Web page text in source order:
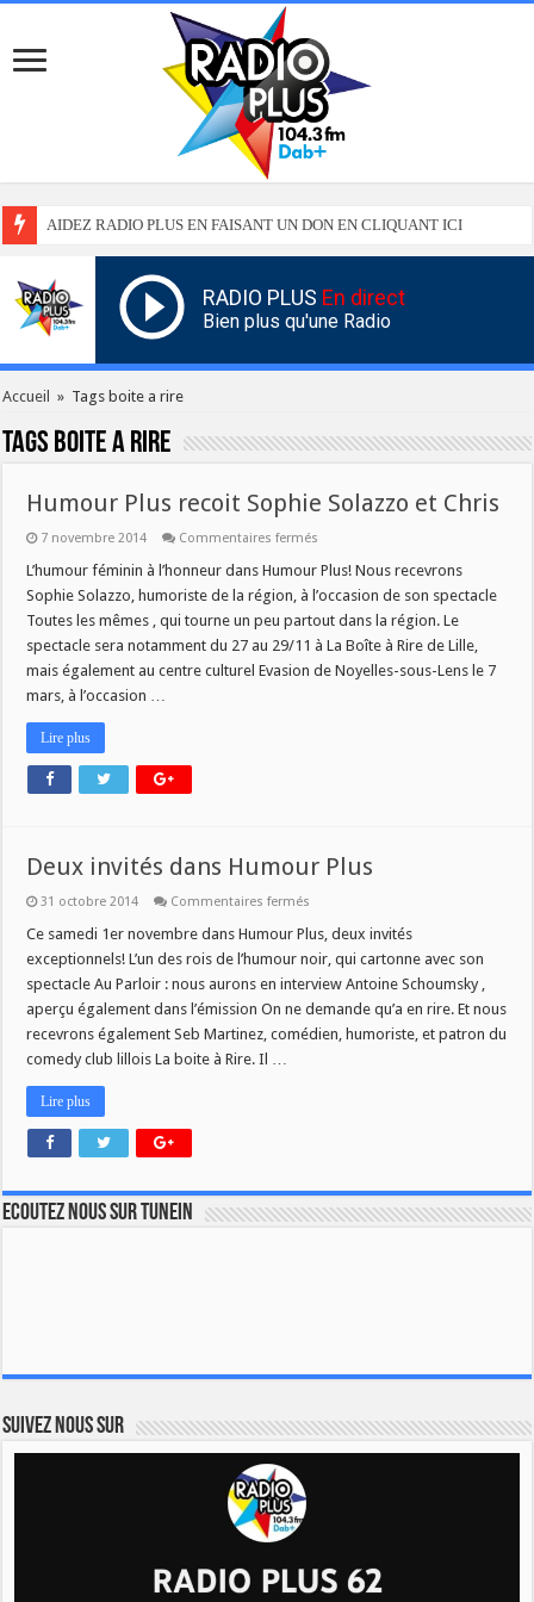
AIDEZ RADIO PLUS EN FAISANT UN DON EN CLIQUANT ICI
RADIO PLUS En direct
Bien plus qu'une Radio
Accueil » Tags boite a rire
Tags boite a rire
Humour Plus recoit Sophie Solazzo et Chris
7 novembre 2014 Commentaires fermés
Plus
Sophie
Solazzo
et
Chris
L’humour féminin à l’honneur dans Humour Plus! Nous recevrons
Sophie Solazzo, humoriste de la région, à l’occasion de son spectacle
Toutes les mêmes , qui tourne un peu partout dans la région. Le
spectacle sera notamment du 27 au 29/11 à La Boîte à Rire de Lille,
mais également au centre culturel Evasion de Noyelles-sous-Lens le 7
mars, à l’occasion …
Lire plus
Deux invités dans Humour Plus
31 octobre 2014 Commentaires fermés
invités
Humour
Plus
Ce samedi 1er novembre dans Humour Plus, deux invités
exceptionnels! L’un des rois de l’humour noir, qui cartonne avec son
spectacle Au Parloir : nous aurons en interview Antoine Schoumsky ,
aperçu également dans l’émission On ne demande qu’a en rire. Et nous
recevrons également Seb Martinez, comédien, humoriste, et patron du
comedy club lillois La boite à Rire. Il …
Lire plus
Ecoutez nous sur TuneIn
Suivez nous sur